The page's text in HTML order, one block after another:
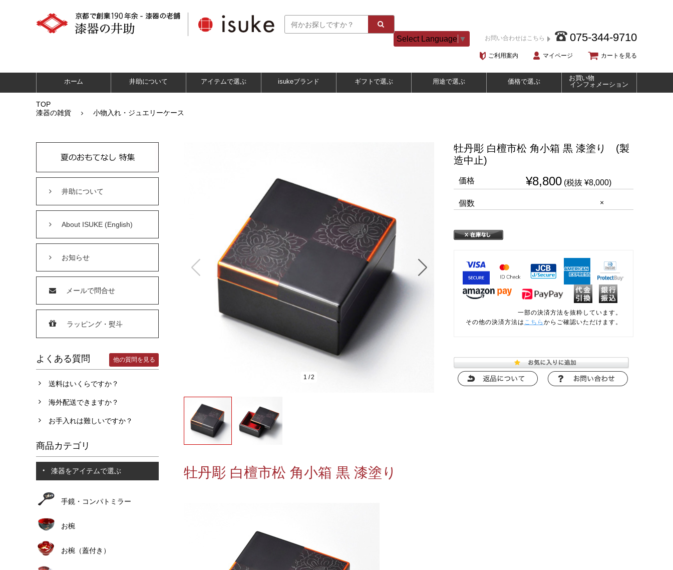
Select Language ▼ お問い合わせはこちら 075-344-9710
ご利用案内 マイページ カートを見る
ホーム 井助について アイテムで選ぶ isukeブランド ギフトで選ぶ 用途で選ぶ 価格で選ぶ
お買い物
インフォメーション
TOP
漆器の雑貨
小物入れ・ジュエリーケース
井助について
About ISUKE (English)
お知らせ
メールで問合せ
ラッピング・熨斗
よくある質問 他の質問を見る
送料はいくらですか？
海外配送できますか？
お手入れは難しいですか？
商品カテゴリ
漆器をアイテムで選ぶ
手鏡・コンパトミラー
お椀
お椀（蓋付き）
1 /2
牡丹彫 白檀市松 角小箱 黒 漆塗り (製
造中止)
価格 ¥8,800 (税抜 ¥8,000)
個数 ×
一部の決済方法を抜粋しています。
その他の決済方法は こちら からご確認いただけます。
牡丹彫 白檀市松 角小箱 黒 漆塗り